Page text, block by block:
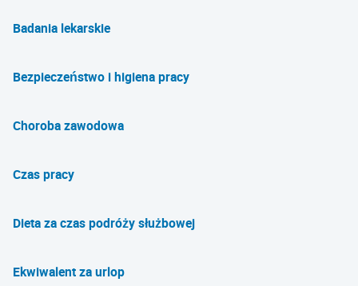
Badania lekarskie
Bezpieczeństwo i higiena pracy
Choroba zawodowa
Czas pracy
Dieta za czas podróży służbowej
Ekwiwalent za urlop